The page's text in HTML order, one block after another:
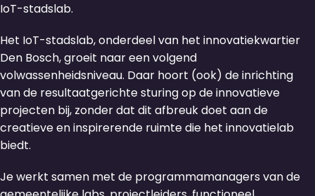
IoT-stadslab.
Het IoT-stadslab, onderdeel van het innovatiekwartier
Den Bosch, groeit naar een volgend
volwassenheidsniveau. Daar hoort (ook) de inrichting
van de resultaatgerichte sturing op de innovatieve
projecten bij, zonder dat dit afbreuk doet aan de
creatieve en inspirerende ruimte die het innovatielab
biedt.
Je werkt samen met de programmamanagers van de